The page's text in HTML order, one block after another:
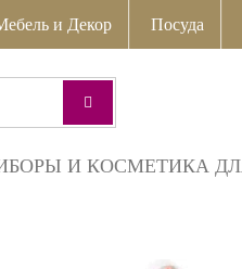
и Декор Посуда
И КОСМЕТИКА